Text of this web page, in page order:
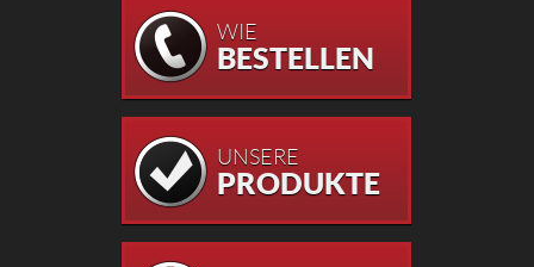
WIE
BESTELLEN
UNSERE
PRODUKTE